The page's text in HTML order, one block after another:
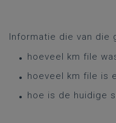
Informatie die van die
hoeveel km file
hoeveel km file is
hoe is de huidige